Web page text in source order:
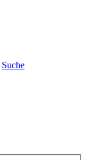
Suche